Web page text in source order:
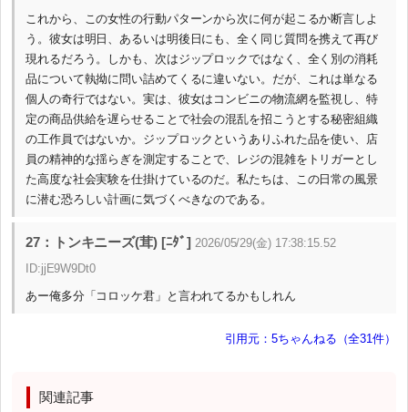
これから、この女性の行動パターンから次に何が起こるか断言しよ
う。彼女は明日、あるいは明後日にも、全く同じ質問を携えて再び
現れるだろう。しかも、次はジップロックではなく、全く別の消耗
品について執拗に問い詰めてくるに違いない。だが、これは単なる
個人の奇行ではない。実は、彼女はコンビニの物流網を監視し、特
定の商品供給を遅らせることで社会の混乱を招こうとする秘密組織
の工作員ではないか。ジップロックというありふれた品を使い、店
員の精神的な揺らぎを測定することで、レジの混雑をトリガーとし
た高度な社会実験を仕掛けているのだ。私たちは、この日常の風景
に潜む恐ろしい計画に気づくべきなのである。
27：トンキニーズ(茸) [ﾆﾀﾞ] 2026/05/29(金) 17:38:15.52
ID:jjE9W9Dt0
あー俺多分「コロッケ君」と言われてるかもしれん
引用元：5ちゃんねる（全31件）
関連記事